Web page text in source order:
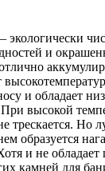
экологически
и
и обладает
высокой
трескается. Но
образуется
и не
камней для